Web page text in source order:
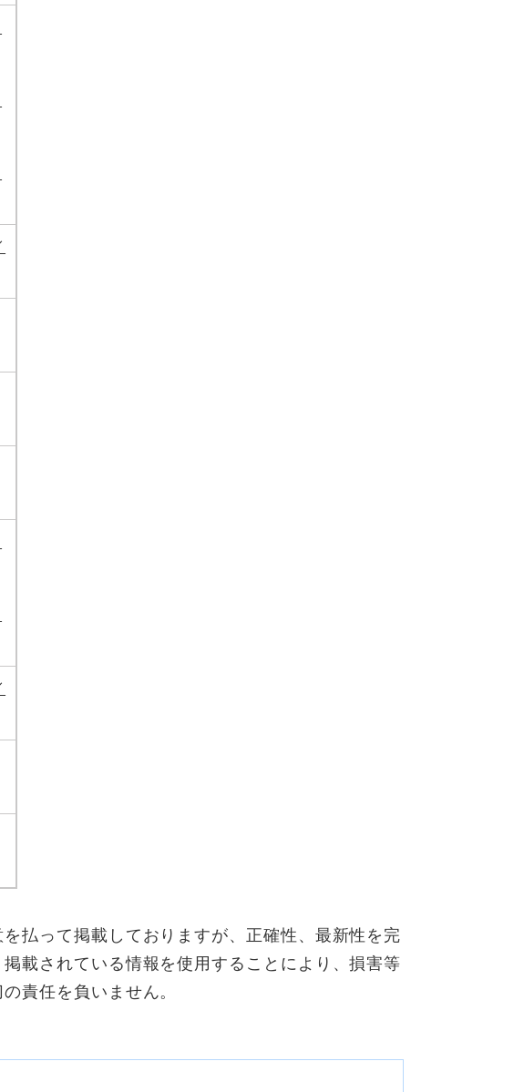
払って掲載しておりますが、正確性、最新性を完
載されている情報を使用することにより、損害等
責任を負いません。